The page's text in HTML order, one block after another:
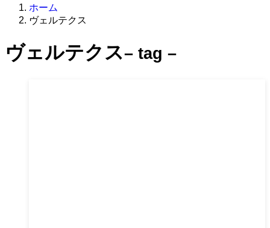
ホーム
ヴェルテクス
ヴェルテクス– tag –